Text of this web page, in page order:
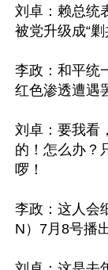
刘卓：赖总统
被党升级成“剿
李政：和平统
红色渗透遭遇
刘卓：要我看
的！怎么办？
啰！
李政：这人会
N）7月8号播